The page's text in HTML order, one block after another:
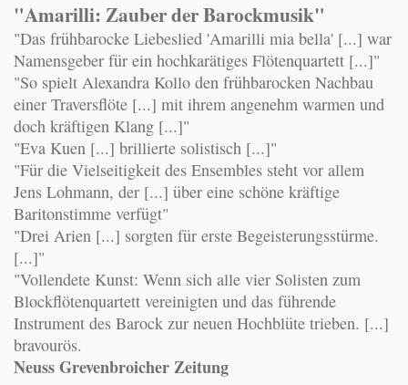
"Amarilli: Zauber der Barockmusik"
"Das frühbarocke Liebeslied 'Amarilli mia bella' [...] war
Namensgeber für ein hochkarätiges Flötenquartett [...]"
"So spielt Alexandra Kollo den frühbarocken Nachbau
einer Traversflöte [...] mit ihrem angenehm warmen und
doch kräftigen Klang [...]"
"Eva Kuen [...] brillierte solistisch [...]"
"Für die Vielseitigkeit des Ensembles steht vor allem
Jens Lohmann, der [...] über eine schöne kräftige
Baritonstimme verfügt"
"Drei Arien [...] sorgten für erste Begeisterungsstürme.
[...]"
"Vollendete Kunst: Wenn sich alle vier Solisten zum
Blockflötenquartett vereinigten und das führende
Instrument des Barock zur neuen Hochblüte trieben. [...]
bravourös.
Neuss Grevenbroicher Zeitung